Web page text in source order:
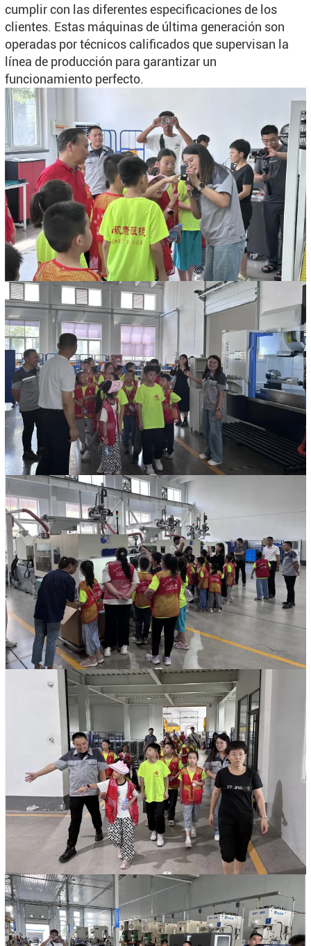
cumplir con las diferentes especificaciones de los
clientes. Estas máquinas de última generación son
operadas por técnicos calificados que supervisan la
línea de producción para garantizar un
funcionamiento perfecto.